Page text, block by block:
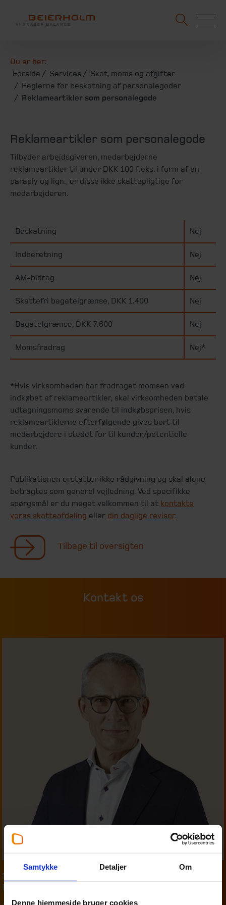
Samtykke Detaljer Om
Denne hjemmeside bruger cookies
Du er her:
Forside
Services
Skat, moms og afgifter
Reglerne for beskatning af personalegoder
Reklameartikler som personalegode
Reklameartikler som personalegode
Tilbyder arbejdsgiveren, medarbejderne
reklameartikler til under DKK 100 f.eks. i form af en
paraply og lign., er disse ikke skattepligtige for
medarbejderen.
Beskatning Nej
Indberetning Nej
AM-bidrag Nej
Skattefri bagatelgrænse, DKK 1.400 Nej
Bagatelgrænse, DKK 7.600 Nej
Momsfradrag Nej*
*Hvis virksomheden har fradraget momsen ved
indkøbet af reklameartikler, skal virksomheden betale
udtagningsmoms svarende til indkøbsprisen, hvis
reklameartiklerne efterfølgende gives bort til
medarbejdere i stedet for til kunder/potentielle
kunder.
Publikationen erstatter ikke rådgivning og skal alene
betragtes som generel vejledning. Ved specifikke
spørgsmål er du meget velkommen til at kontakte
vores skatteafdeling eller din daglige revisor.
Tilbage til oversigten
Kontakt os
Partner
Finn Madsen